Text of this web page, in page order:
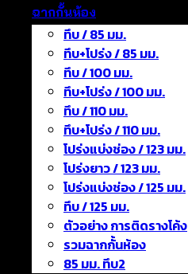
ฉากกั้นห้อง
ทึบ / 85 มม.
ทึบ+โปร่ง / 85 มม.
ทึบ / 100 มม.
ทึบ+โปร่ง / 100 มม.
ทึบ / 110 มม.
ทึบ+โปร่ง / 110 มม.
โปร่งแบ่งช่อง / 123 มม.
โปร่งยาว / 123 มม.
โปร่งแบ่งช่อง / 125 มม.
ทึบ / 125 มม.
ตัวอย่าง การติดรางโค้ง
รวมฉากกั้นห้อง
85 มม. ทึบ2